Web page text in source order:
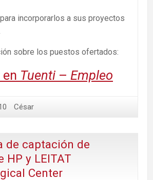
incorporarlos a sus proyectos
sobre los puestos ofertados:
Tuenti – Empleo
César
de captación de
HP y LEITAT
Center